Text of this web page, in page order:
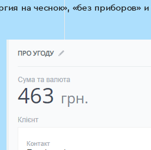
на чеснок», «без